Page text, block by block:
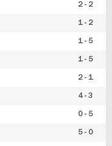
2 - 2
1 - 2
1 - 5
1 - 5
2 - 1
4 - 3
0 - 5
5 - 0